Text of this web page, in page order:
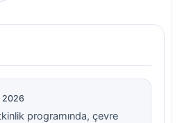
2026
programında, çevre